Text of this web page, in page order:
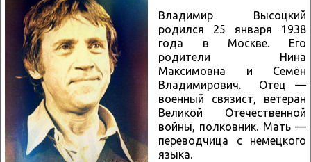
Владимир Высоцкий
родился 25 января 1938
года в Москве. Его
родители Нина
Максимовна и Семён
Владимирович. Отец —
военный связист, ветеран
Великой Отечественной
войны, полковник. Мать —
переводчица с немецкого
языка.